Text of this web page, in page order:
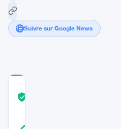
Suivre sur Google News